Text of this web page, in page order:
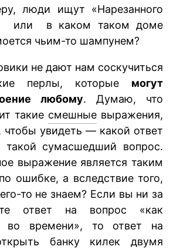
люди ищут «Нарезанного
или в каком таком доме
чьим-то шампунем?
не дают нам соскучиться
перлы, которые могут
любому. Думаю, что
такие смешные выражения,
увидеть — какой ответ
сумасшедший вопрос.
выражение является таким
ошибке, а вследствие того,
то не знаем? Если вы ни за
ответ на вопрос «как
во времени», то ответ на
банку килек двумя